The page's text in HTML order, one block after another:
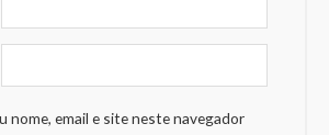
nome, email e site neste navegador